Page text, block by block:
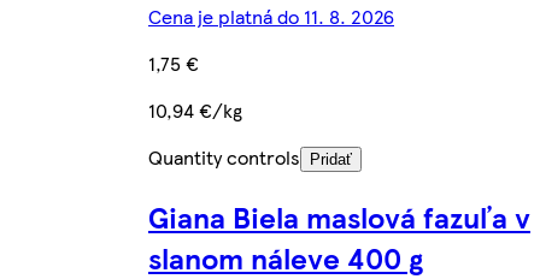
Cena je platná do 11. 8. 2026
1,75 €
10,94 €/kg
Quantity controls
Pridať
Giana Biela maslová fazuľa v
slanom náleve 400 g